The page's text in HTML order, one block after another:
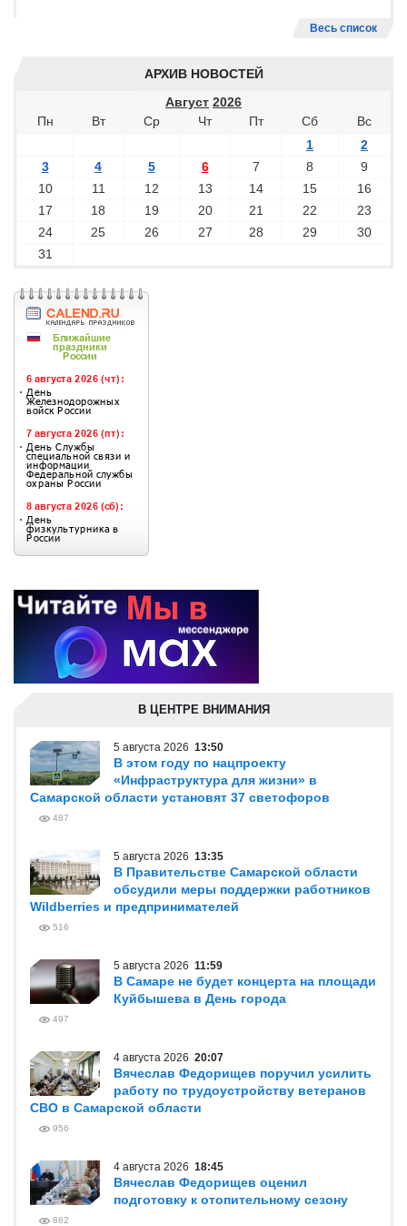
Весь список
АРХИВ НОВОСТЕЙ
Август 2026
Пн
Вт Ср Чт Пт Сб
Вс
1
2
3
4 5 6 7 8
9
10
11 12 13 14 15
16
17
18 19 20 21 22
23
24
25 26 27 28 29
30
31
В ЦЕНТРЕ ВНИМАНИЯ
5 августа 2026 13:50
В этом году по нацпроекту
«Инфраструктура для жизни» в
Самарской области установят 37 светофоров
487
5 августа 2026 13:35
В Правительстве Самарской области
обсудили меры поддержки работников
Wildberries и предпринимателей
516
5 августа 2026 11:59
В Самаре не будет концерта на площади
Куйбышева в День города
497
4 августа 2026 20:07
Вячеслав Федорищев поручил усилить
работу по трудоустройству ветеранов
СВО в Самарской области
956
4 августа 2026 18:45
Вячеслав Федорищев оценил
подготовку к отопительному сезону
862